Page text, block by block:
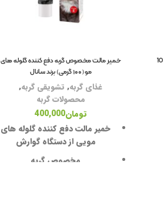
خاک گربه کیوت کت گرانول کربن اکتیو وزن 10
خمیر مالت مخصوص گربه دفع کننده گلوله های
مو(۱۰۰ گرمی) برند سانال
غذای گربه, تشویقی گربه,
محصولات گربه
تومان400,000
خمیر مالت دفع کننده گلوله های
مویی از دستگاه گوارش
مخصوص گربه